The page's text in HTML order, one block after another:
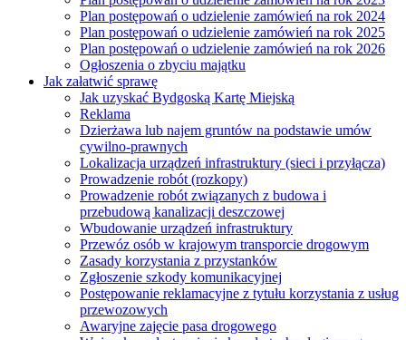
Plan postępowań o udzielenie zamówień na rok 2024
Plan postępowań o udzielenie zamówień na rok 2025
Plan postępowań o udzielenie zamówień na rok 2026
Ogłoszenia o zbyciu majątku
Jak załatwić sprawę
Jak uzyskać Bydgoską Kartę Miejską
Reklama
Dzierżawa lub najem gruntów na podstawie umów
cywilno-prawnych
Lokalizacja urządzeń infrastruktury (sieci i przyłącza)
Prowadzenie robót (rozkopy)
Prowadzenie robót związanych z budowa i
przebudową kanalizacji deszczowej
Wbudowanie urządzeń infrastruktury
Przewóz osób w krajowym transporcie drogowym
Zasady korzystania z przystanków
Zgłoszenie szkody komunikacyjnej
Postępowanie reklamacyjne z tytułu korzystania z usług
przewozowych
Awaryjne zajęcie pasa drogowego